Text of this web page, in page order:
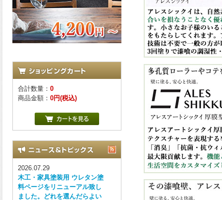
合計数量： 0
商品金額： 0円(税込)
2026.07.29
木工・家具塗装用 ウレタン塗
料ページをリニューアル致し
ました。どれを選んだらよい